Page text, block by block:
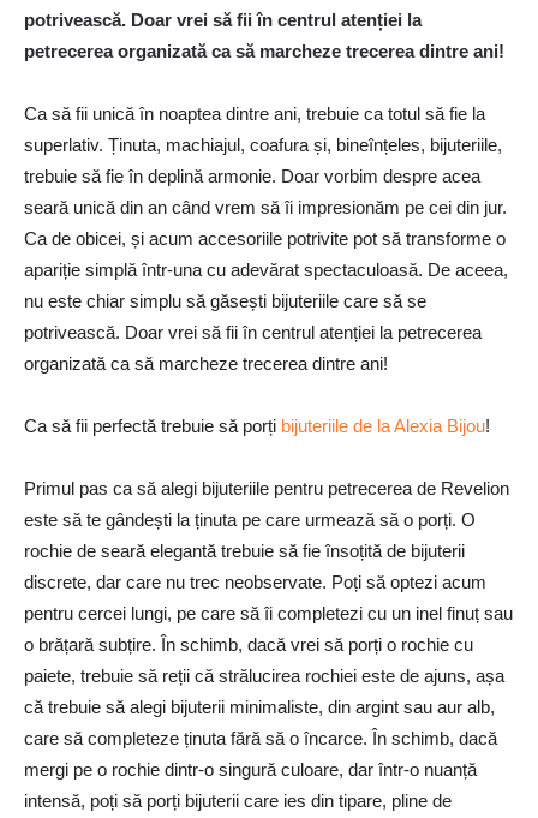
potrivească. Doar vrei să fii în centrul atenției la
petrecerea organizată ca să marcheze trecerea dintre ani!
Ca să fii unică în noaptea dintre ani, trebuie ca totul să fie la
superlativ. Ținuta, machiajul, coafura și, bineînțeles, bijuteriile,
trebuie să fie în deplină armonie. Doar vorbim despre acea
seară unică din an când vrem să îi impresionăm pe cei din jur.
Ca de obicei, și acum accesoriile potrivite pot să transforme o
apariție simplă într-una cu adevărat spectaculoasă. De aceea,
nu este chiar simplu să găsești bijuteriile care să se
potrivească. Doar vrei să fii în centrul atenției la petrecerea
organizată ca să marcheze trecerea dintre ani!
Ca să fii perfectă trebuie să porți bijuteriile de la Alexia Bijou!
Primul pas ca să alegi bijuteriile pentru petrecerea de Revelion
este să te gândești la ținuta pe care urmează să o porți. O
rochie de seară elegantă trebuie să fie însoțită de bijuterii
discrete, dar care nu trec neobservate. Poți să optezi acum
pentru cercei lungi, pe care să îi completezi cu un inel finuț sau
o brățară subțire. În schimb, dacă vrei să porți o rochie cu
paiete, trebuie să reții că strălucirea rochiei este de ajuns, așa
că trebuie să alegi bijuterii minimaliste, din argint sau aur alb,
care să completeze ținuta fără să o încarce. În schimb, dacă
mergi pe o rochie dintr-o singură culoare, dar într-o nuanță
intensă, poți să porți bijuterii care ies din tipare, pline de